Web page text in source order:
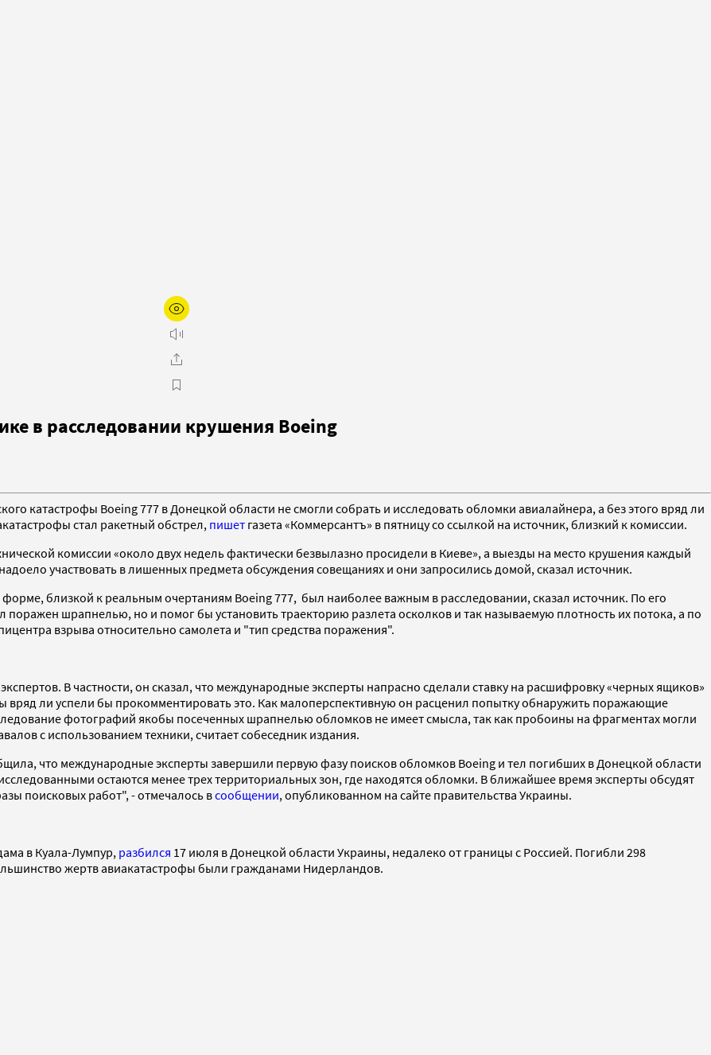
в расследовании крушения Boeing
катастрофы Boeing 777 в Донецкой области не смогли собрать и исследовать обломки авиалайнера, а без этого вряд ли
стал ракетный обстрел, пишет газета «Коммерсантъ» в пятницу со ссылкой на источник, близкий к комиссии.
комиссии «около двух недель фактически безвылазно просидели в Киеве», а выезды на место крушения каждый
участвовать в лишенных предмета обсуждения совещаниях и они запросились домой, сказал источник.
близкой к реальным очертаниям Boeing 777, был наиболее важным в расследовании, сказал источник. По его
шрапнелью, но и помог бы установить траекторию разлета осколков и так называемую плотность их потока, а по
взрыва относительно самолета и "тип средства поражения".
В частности, он сказал, что международные эксперты напрасно сделали ставку на расшифровку «черных ящиков»
вряд ли успели бы прокомментировать это. Как малоперспективную он расценил попытку обнаружить поражающие
фотографий якобы посеченных шрапнелью обломков не имеет смысла, так как пробоины на фрагментах могли
с использованием техники, считает собеседник издания.
что международные эксперты завершили первую фазу поисков обломков Boeing и тел погибших в Донецкой области
остаются менее трех территориальных зон, где находятся обломки. В ближайшее время эксперты обсудят
поисковых работ", - отмечалось всообщении, опубликованном на сайте правительства Украины.
в Куала-Лумпур, разбился 17 июля в Донецкой области Украины, недалеко от границы с Россией. Погибли 298
жертв авиакатастрофы были гражданами Нидерландов.